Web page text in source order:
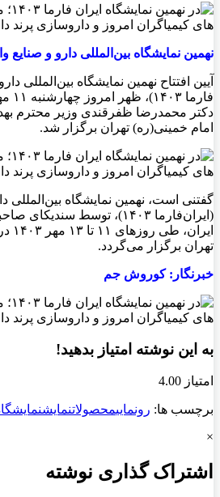
نهمین نمایشگاه بین‌المللی دارو و صنایع
آیین افتتاح نهمین نمایشگاه بین‌المللی
دکتر محمدرضا ظفرقندی وزیر محترم
امام خمینی(ره) تهران برگزار شد.
گفتنی‌ است، نهمین نمایشگاه بین‌المللی
(ایران‌فارما ۱۴۰۳)، توسط
تهران برگزار می‌گردد.
خبرنگار: کوروش جم
به این نوشته امتیاز بدهید!
امتیاز 4.00
برچسب ها: رونماییمحصولاتنمایش
×
اشتراک گذاری نوشته